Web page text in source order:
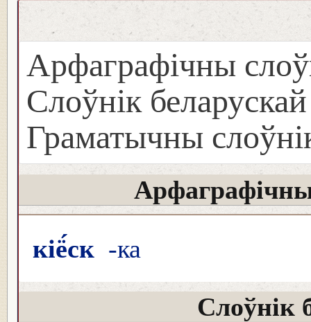
Арфаграфічны
Слоўнік
Граматычны
кіё́ск -ка
Слоўнік